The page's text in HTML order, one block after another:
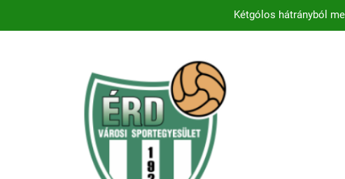
Kétgólos hátrányból
Történelmet írt az I. Érdi Football Fesztivál – több mint
Ellenfelünk visszalépése miatt játék nélkül jutottunk
Kezdődik a 2026–2027-es szezon